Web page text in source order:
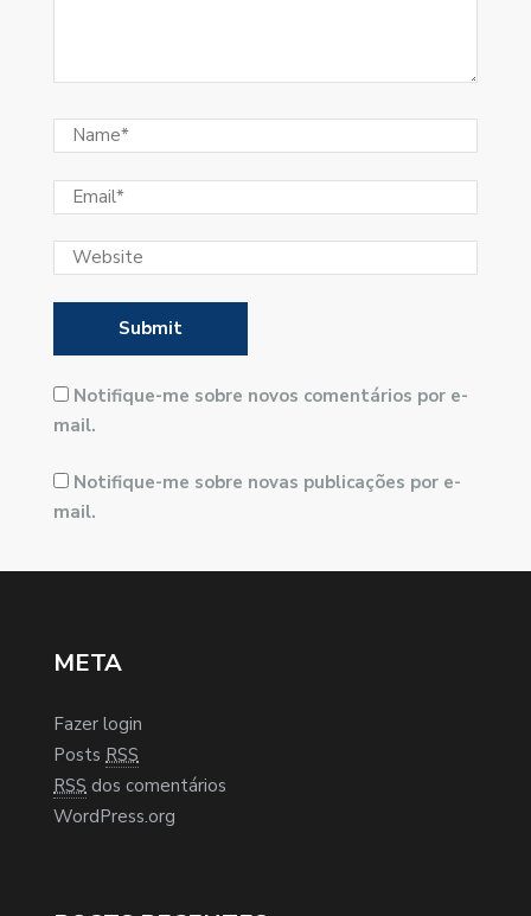
Notifique-me sobre novos comentários por e-
mail.
Notifique-me sobre novas publicações por e-
mail.
META
Fazer login
Posts RSS
RSS dos comentários
WordPress.org